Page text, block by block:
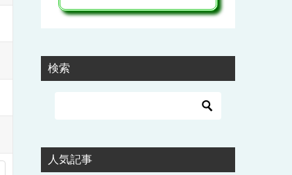
検索
人気記事